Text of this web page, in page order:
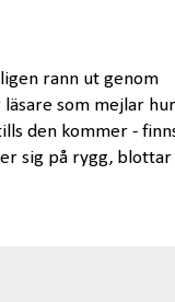
rann ut genom
som mejlar hur
den kommer -
sig på rygg, blottar